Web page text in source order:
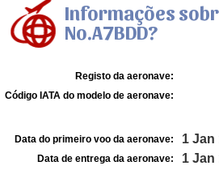
Informações
No.A7BDD?
Registo da aeronave:
Código IATA do modelo de aeronave:
Data do primeiro voo da aeronave: 1 Jan
Data de entrega da aeronave: 1 Jan